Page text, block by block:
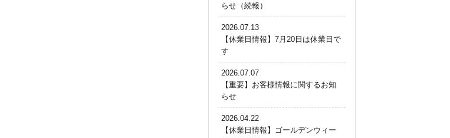
らせ（続報）
2026.07.13
【休業日情報】7月20日は休業日で
す
2026.07.07
【重要】お客様情報に関するお知
らせ
2026.04.22
【休業日情報】ゴールデンウィー